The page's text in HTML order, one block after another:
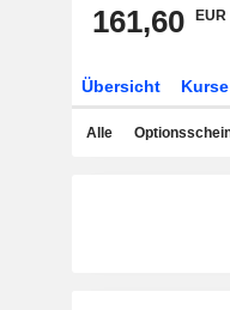
161,60 EUR
Übersicht Kurse
Alle